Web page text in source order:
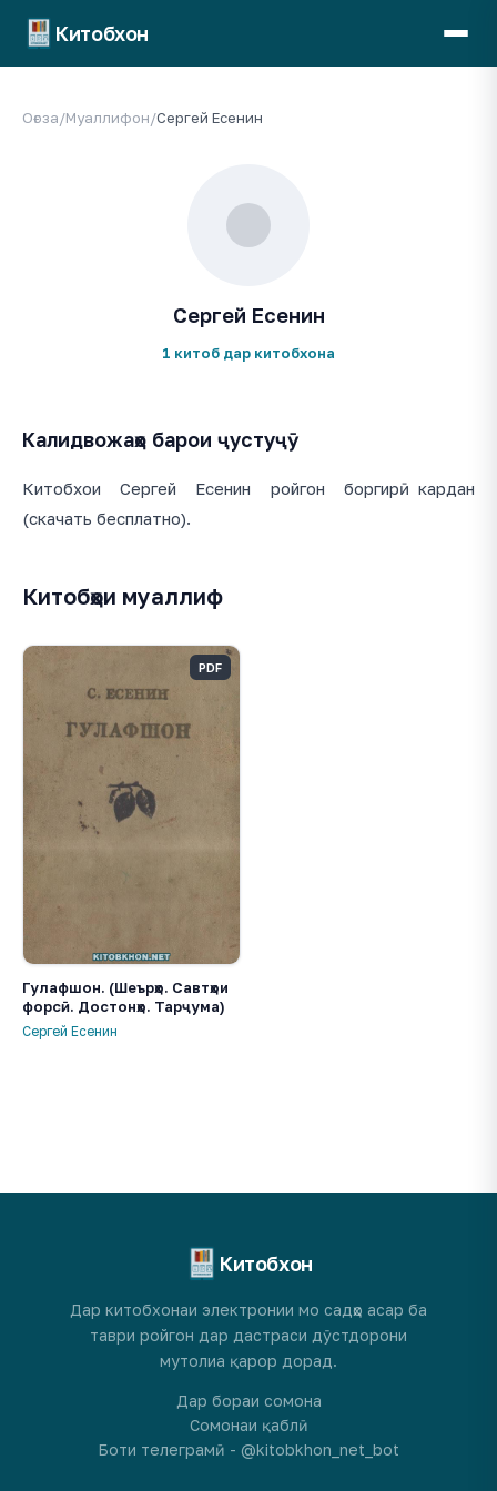
Китобхон
Оғоза/Муаллифон/Сергей Есенин
Сергей Есенин
1 китоб дар китобхона
Калидвожаҳо барои ҷустуҷӯ
Китобхои Сергей Есенин ройгон боргирӣ кардан
(скачать бесплатно).
Китобҳои муаллиф
PDF
Гулафшон. (Шеърҳо. Савтҳои
форсӣ. Достонҳо. Тарҷума)
Сергей Есенин
Китобхон
Дар китобхонаи электронии мо садҳо асар ба
таври ройгон дар дастраси дӯстдорони
мутолиа қарор дорад.
Дар бораи сомона
Сомонаи қаблӣ
Боти телеграмӣ - @kitobkhon_net_bot